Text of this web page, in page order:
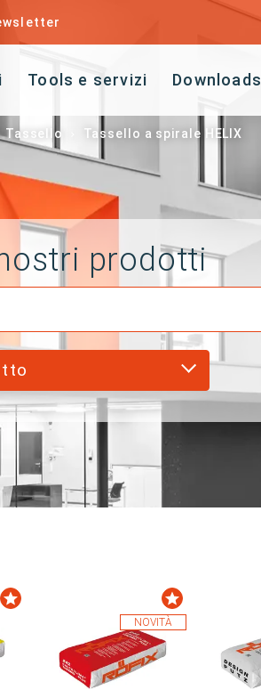
Tools e servizi Downloads
Tassello Tassello a spirale HELIX
prodotti
NOVITÀ